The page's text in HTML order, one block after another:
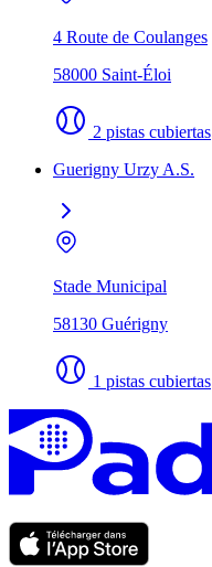
4 Route de Coulanges
58000 Saint-Éloi
2 pistas cubiertas
Guerigny Urzy A.S.
Stade Municipal
58130 Guérigny
1 pistas cubiertas